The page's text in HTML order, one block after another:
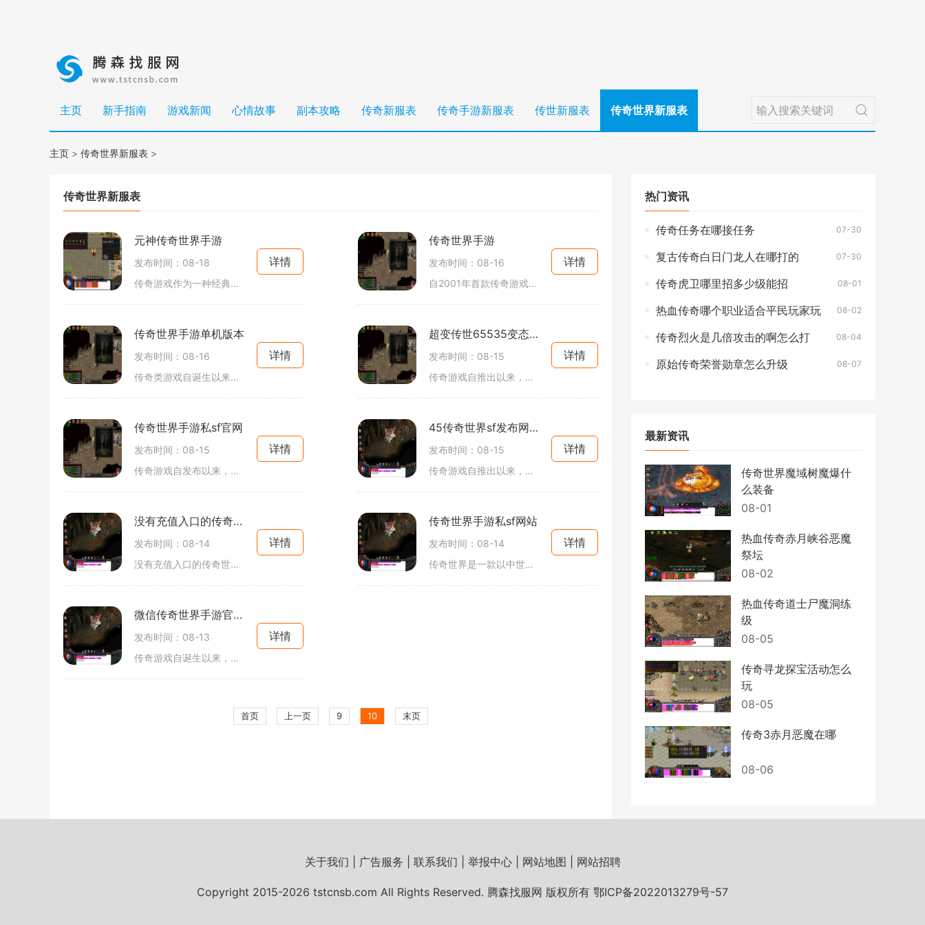
主页 新手指南 游戏新闻 心情故事 副本攻略 传奇新服表 传奇手游新服表 传世新服表 传奇世界新服表
主页 > 传奇世界新服表 >
传奇世界新服表
元神传奇世界手游
发布时间：08-18
传奇游戏作为一种经典的角色扮演类游戏，自诞生以来便以其独特的游戏机制和丰富的游戏世界观深受玩家喜爱。元神传奇世界手游不仅传承了传奇游戏的经典元素，还在玩法上进行了创新，力求让玩家体验到更真实、更刺激的游戏乐趣。游戏中，玩家可以选择不同的职业
详情
传奇世界手游
发布时间：08-16
自2001年首款传奇游戏推出以来，这个系列便成为了众多玩家心目中的经典。在PC时代，玩家们通过角色扮演，在广袤的玛法大陆上进行探险和战斗。传奇世界手游延续了这一传统，以更加便捷的方式让玩家随时随地体验这款传奇游戏的魅力。角色扮演与职业选择在
详情
传奇世界手游单机版本
发布时间：08-16
传奇类游戏自诞生以来就以其独特的玩法和丰富的故事吸引了无数玩家。其核心玩法围绕角色扮演（RPG）展开，玩家在游戏中可以选择不同的职业，探索广阔的游戏世界，完成任务，击败敌人，提升角色的能力。特别是在传奇世界手游单机版本中，经典的三职业体系—
详情
超变传世65535变态传奇世界
发布时间：08-15
传奇游戏自推出以来，就凭借其开放的世界、自由的玩法以及极具策略性的战斗体系，获得了玩家们的热爱。在超变传世65535变态传奇世界中，玩家将扮演勇敢的英雄角色，探索广袤的地图，完成各种任务，与其他玩家互动，组建公会，参与大规模的攻城战和团队副
详情
传奇世界手游私sf官网
发布时间：08-15
传奇游戏自发布以来，一直以其独特的游戏机制和开放的世界观吸引着玩家。游戏中，玩家可以选择不同的职业，如战士、法师和道士，各具特色的职业技能使得游戏策略多样化。尤其是在角色扮演方面，玩家不仅可以在游戏中创建属于自己的角色，还能通过不断的战斗和
详情
45传奇世界sf发布网站
发布时间：08-15
传奇游戏自推出以来，以其独特的玩法和丰富的故事情节迅速占领了市场。游戏以打怪升级、装备爆率为核心，让玩家在战斗中感受到紧张与刺激。玩家可以通过打怪获得经验和装备，逐渐提升角色的战斗力。在这个过程中，一切都靠打，运气与实力同样重要。在传奇游戏
详情
没有充值入口的传奇世界手游
发布时间：08-14
没有充值入口的传奇世界手游在手游市场中，传奇游戏作为一个经典的游戏类型，依然吸引着大量玩家的关注。今天我们将要介绍的，是一款独特的传奇世界手游——没有充值入口的传奇世界手游。这款游戏不仅延续了经典传奇的核心玩法，还带来了全新的体验，让玩家在
详情
传奇世界手游私sf网站
发布时间：08-14
传奇世界是一款以中世纪幻想为背景的角色扮演游戏，玩家可以在游戏中选择不同的职业，如战士、法师、道士等，每个职业都有其独特的技能和特点。游戏的核心玩法包括打怪、升级、装备收集以及PK对战等，玩家需要通过不断的战斗来提升自己的角色实力。在传奇世
详情
微信传奇世界手游官方网
发布时间：08-13
传奇游戏自诞生以来，就凭借其丰富的游戏剧情、复杂的角色设定和刺激的战斗体验吸引了大量玩家。作为一款角色扮演类手游，微信传奇世界完美继承了传奇游戏的核心魅力，玩家可以在游戏中自由选择角色，体验从新手到高手的成长过程。玩家可以选择战士、法师和道
详情
首页 上一页 9 10 末页
热门资讯
传奇任务在哪接任务 07-30
复古传奇白日门龙人在哪打的 07-30
传奇虎卫哪里招多少级能招 08-01
热血传奇哪个职业适合平民玩家玩 08-02
传奇烈火是几倍攻击的啊怎么打 08-04
原始传奇荣誉勋章怎么升级 08-07
最新资讯
传奇世界魔域树魔爆什
么装备
08-01
热血传奇赤月峡谷恶魔
祭坛
08-02
热血传奇道士尸魔洞练
级
08-05
传奇寻龙探宝活动怎么
玩
08-05
传奇3赤月恶魔在哪
08-06
关于我们 | 广告服务 | 联系我们 | 举报中心 | 网站地图 | 网站招聘
Copyright 2015-2026 tstcnsb.com All Rights Reserved. 腾森找服网 版权所有 鄂ICP备2022013279号-57